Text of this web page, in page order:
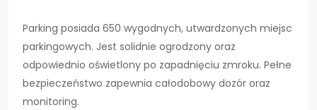
Parking posiada 650 wygodnych, utwardzonych miejsc
parkingowych. Jest solidnie ogrodzony oraz
odpowiednio oświetlony po zapadnięciu zmroku. Pełne
bezpieczeństwo zapewnia całodobowy dozór oraz
monitoring.